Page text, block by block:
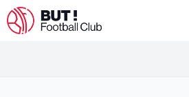
Aller
au